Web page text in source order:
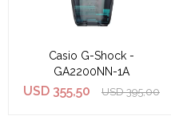
Casio G-Shock -
GA2200NN-1A
USD 355,50 USD 395,00